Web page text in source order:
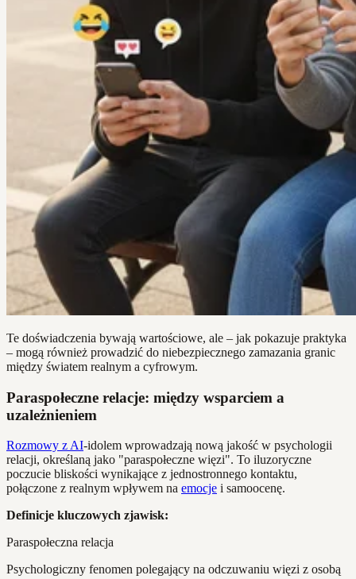
Te doświadczenia bywają wartościowe, ale – jak pokazuje praktyka
– mogą również prowadzić do niebezpiecznego zamazania granic
między światem realnym a cyfrowym.
Paraspołeczne relacje: między wsparciem a
uzależnieniem
Rozmowy z AI-idolem wprowadzają nową jakość w psychologii
relacji, określaną jako "paraspołeczne więzi". To iluzoryczne
poczucie bliskości wynikające z jednostronnego kontaktu,
połączone z realnym wpływem na emocje i samoocenę.
Definicje kluczowych zjawisk:
Paraspołeczna relacja
Psychologiczny fenomen polegający na odczuwaniu więzi z osobą